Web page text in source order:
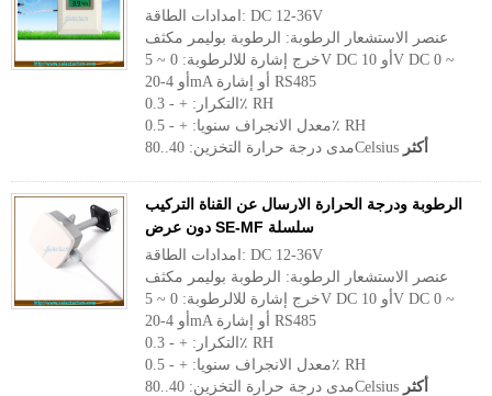
امدادات الطاقة: DC 12-36V
عنصر الاستشعار الرطوبة: الرطوبة بوليمر مكثف
خرج إشارة للالرطوبة: 0 ~ 5V DC أو 10V DC 0 ~
أو 4-20mA أو إشارة RS485
التكرار: + - 0.3٪ RH
معدل الانجراف سنويا: + - 0.5٪ RH
مدى درجة حرارة التخزين: 40..80Celsius أكثر
الرطوبة ودرجة الحرارة الارسال عن القناة التركيب
دون عرض SE-MF سلسلة
امدادات الطاقة: DC 12-36V
عنصر الاستشعار الرطوبة: الرطوبة بوليمر مكثف
خرج إشارة للالرطوبة: 0 ~ 5V DC أو 10V DC 0 ~
أو 4-20mA أو إشارة RS485
التكرار: + - 0.3٪ RH
معدل الانجراف سنويا: + - 0.5٪ RH
مدى درجة حرارة التخزين: 40..80Celsius أكثر